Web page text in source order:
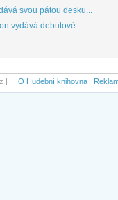
svou pátou desku...
vydává debutové...
| O Hudební knihovna